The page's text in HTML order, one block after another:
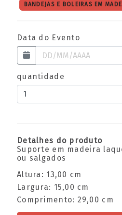
BANDEJAS E BOLEIRAS EM
Data do Evento
quantidade
Detalhes do produto
Suporte em madeira
ou salgados
Altura: 13,00 cm
Largura: 15,00 cm
Comprimento: 29,00 cm